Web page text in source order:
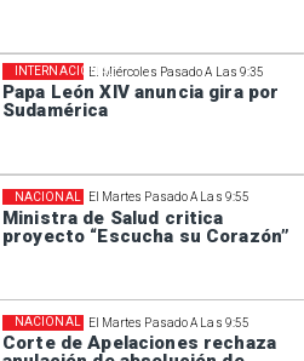
El Miércoles Pasado A Las 9:35
Papa León XIV anuncia gira por
Sudamérica
INTERNACIONAL
El Martes Pasado A Las 9:55
Ministra de Salud critica
proyecto “Escucha su Corazón”
NACIONAL
El Martes Pasado A Las 9:55
Corte de Apelaciones rechaza
NACIONAL